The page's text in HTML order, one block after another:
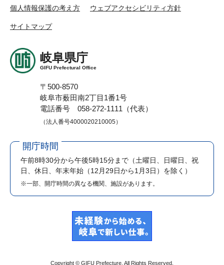
個人情報保護の考え方 ウェブアクセシビリティ方針
サイトマップ
岐阜県庁
GIFU Prefectural Office
〒500-8570
岐阜市薮田南2丁目1番1号
電話番号 058-272-1111（代表）
（法人番号4000020210005）
開庁時間
午前8時30分から午後5時15分まで （土曜日、日曜日、祝
日、休日、年末年始（12月29日から1月3日）を除く）
※一部、開庁時間の異なる機関、施設があります。
Copyright © GIFU Prefecture. All Rights Reserved.